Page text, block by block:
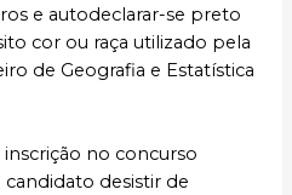
e autodeclarar-se preto
cor ou raça utilizado pela
de Geografia e Estatística
no concurso
desistir de